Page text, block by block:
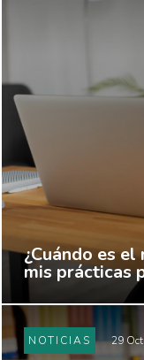
¿Cuándo es
mis prácticas
NOTICIAS 29